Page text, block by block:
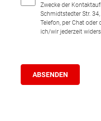
Zwecke der
Schmidtstedter Str.
Telefon, per Chat
ich/wir jederzeit